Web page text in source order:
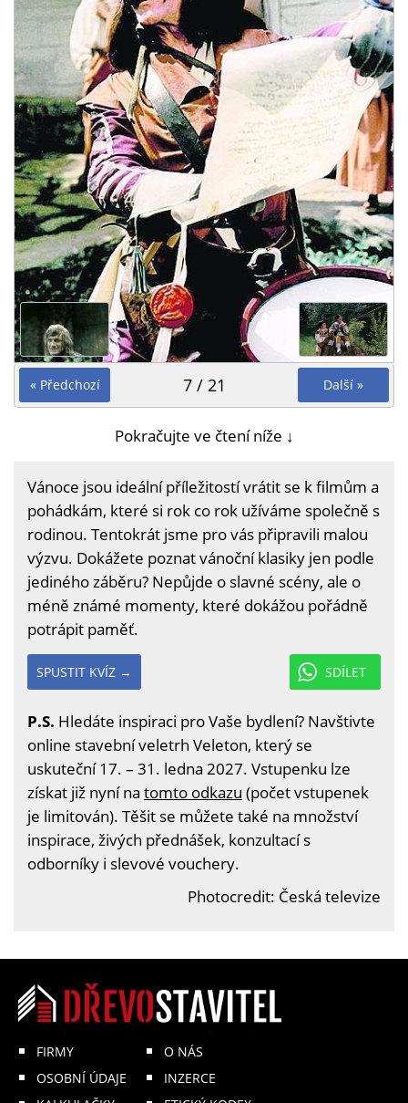
« Předchozí Další »
7 / 21
Pokračujte ve čtení níže ↓
Vánoce jsou ideální příležitostí vrátit se k filmům a
pohádkám, které si rok co rok užíváme společně s
rodinou. Tentokrát jsme pro vás připravili malou
výzvu. Dokážete poznat vánoční klasiky jen podle
jediného záběru? Nepůjde o slavné scény, ale o
méně známé momenty, které dokážou pořádně
potrápit paměť.
SDÍLET
SPUSTIT KVÍZ →
P.S. Hledáte inspiraci pro Vaše bydlení? Navštivte
online stavební veletrh Veleton, který se
uskuteční 17. – 31. ledna 2027. Vstupenku lze
získat již nyní na tomto odkazu (počet vstupenek
je limitován). Těšit se můžete také na množství
inspirace, živých přednášek, konzultací s
odborníky i slevové vouchery.
Photocredit: Česká televize
FIRMY
OSOBNÍ ÚDAJE
O NÁS
INZERCE